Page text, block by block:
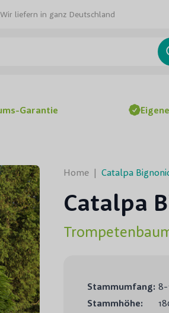
Wir liefern in ganz Deutschland
Garantie
Home | Catalpa
Catalpa
Stammumfang: 8-
Stammhöhe: